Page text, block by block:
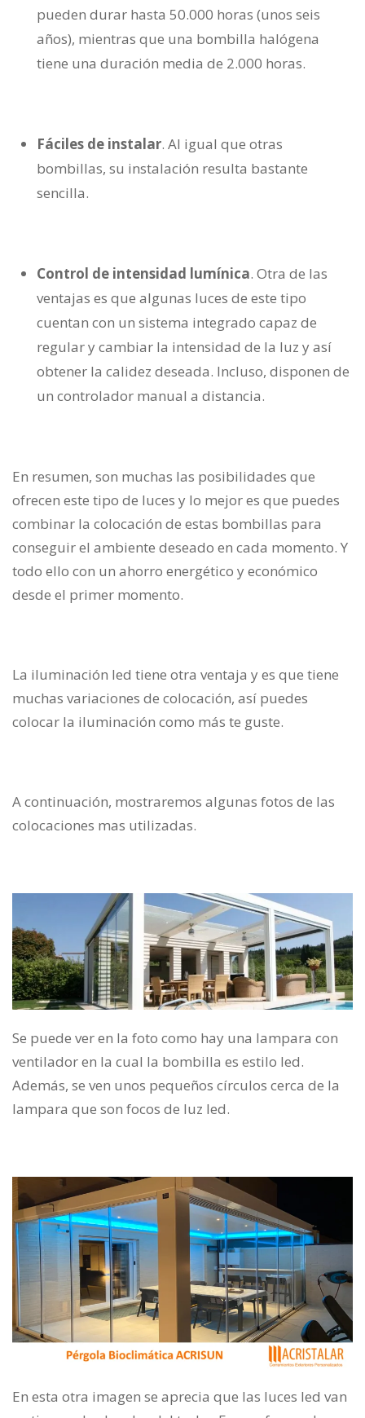
pueden durar hasta 50.000 horas (unos seis
años), mientras que una bombilla halógena
tiene una duración media de 2.000 horas.
Fáciles de instalar. Al igual que otras
bombillas, su instalación resulta bastante
sencilla.
Control de intensidad lumínica. Otra de las
ventajas es que algunas luces de este tipo
cuentan con un sistema integrado capaz de
regular y cambiar la intensidad de la luz y así
obtener la calidez deseada. Incluso, disponen de
un controlador manual a distancia.
En resumen, son muchas las posibilidades que
ofrecen este tipo de luces y lo mejor es que puedes
combinar la colocación de estas bombillas para
conseguir el ambiente deseado en cada momento. Y
todo ello con un ahorro energético y económico
desde el primer momento.
La iluminación led tiene otra ventaja y es que tiene
muchas variaciones de colocación, así puedes
colocar la iluminación como más te guste.
A continuación, mostraremos algunas fotos de las
colocaciones mas utilizadas.
Se puede ver en la foto como hay una lampara con
ventilador en la cual la bombilla es estilo led.
Además, se ven unos pequeños círculos cerca de la
lampara que son focos de luz led.
En esta otra imagen se aprecia que las luces led van